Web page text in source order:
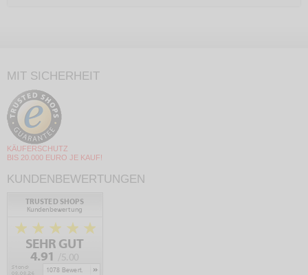
MIT SICHERHEIT
KÄUFERSCHUTZ
BIS 20.000 EURO JE KAUF!
KUNDENBEWERTUNGEN